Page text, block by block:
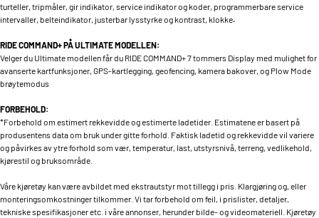
turteller, tripmåler, gir indikator, service indikator og koder, programmerbare service
intervaller, belteindikator, justerbar lysstyrke og kontrast, klokke.
RIDE COMMAND+ PÅ ULTIMATE MODELLEN:
Velger du Ultimate modellen får du RIDE COMMAND+ 7 tommers Display med mulighet for
avanserte kartfunksjoner, GPS-kartlegging, geofencing, kamera bakover, og Plow Mode
brøytemodus
FORBEHOLD:
*Forbehold om estimert rekkevidde og estimerte ladetider. Estimatene er basert på
produsentens data om bruk under gitte forhold. Faktisk ladetid og rekkevidde vil variere
og påvirkes av ytre forhold som vær, temperatur, last, utstyrsnivå, terreng, vedlikehold,
kjørestil og bruksområde.
Våre kjøretøy kan være avbildet med ekstrautstyr mot tillegg i pris. Klargjøring og, eller
monteringsomkostninger tilkommer. Vi tar forbehold om feil, i prislister, detaljer,
tekniske spesifikasjoner etc. i våre annonser, herunder bilde- og videomateriell. Kjøretøy